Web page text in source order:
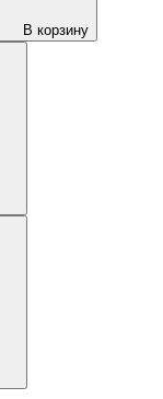
В корзину